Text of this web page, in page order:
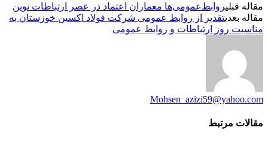
مقاله قبلیروابط‌عمومی‌ها معماران اعتماد در عصر ارتباطات نوین
مقاله بعدیتقدیر از روابط عمومی شرکت فولاد اکسین خوزستان به
مناسبت روز ارتباطات و روابط عمومی
Mohsen_azizi59@yahoo.com
مقالات مرتبط